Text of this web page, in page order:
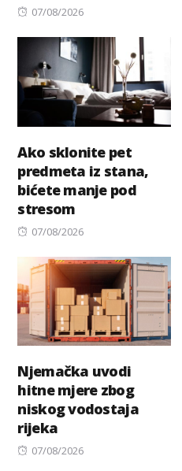
Posted
07/08/2026
Ako sklonite pet
predmeta iz stana,
bićete manje pod
stresom
Posted
07/08/2026
Njemačka uvodi
hitne mjere zbog
niskog vodostaja
rijeka
Posted
07/08/2026